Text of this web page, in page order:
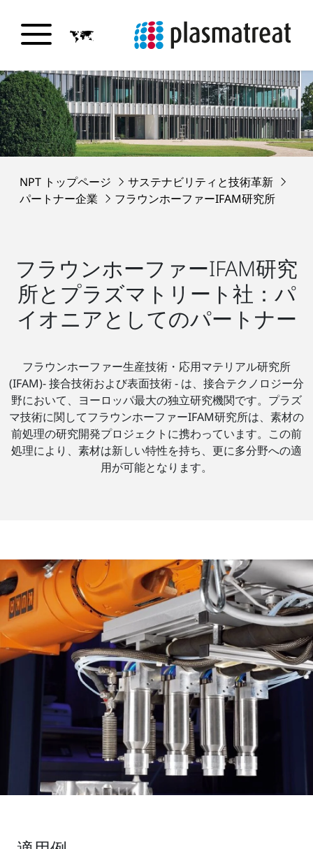
NPT トップページ
サステナビリティと技術革新
パートナー企業
フラウンホーファーIFAM研究所
フラウンホーファーIFAM研究
所とプラズマトリート社：パ
イオニアとしてのパートナー
フラウンホーファー生産技術・応用マテリアル研究所
(IFAM)- 接合技術および表面技術 - は、接合テクノロジー分
野において、ヨーロッパ最大の独立研究機関です。プラズ
マ技術に関してフラウンホーファーIFAM研究所は、素材の
前処理の研究開発プロジェクトに携わっています。この前
処理により、素材は新しい特性を持ち、更に多分野への適
用が可能となります。